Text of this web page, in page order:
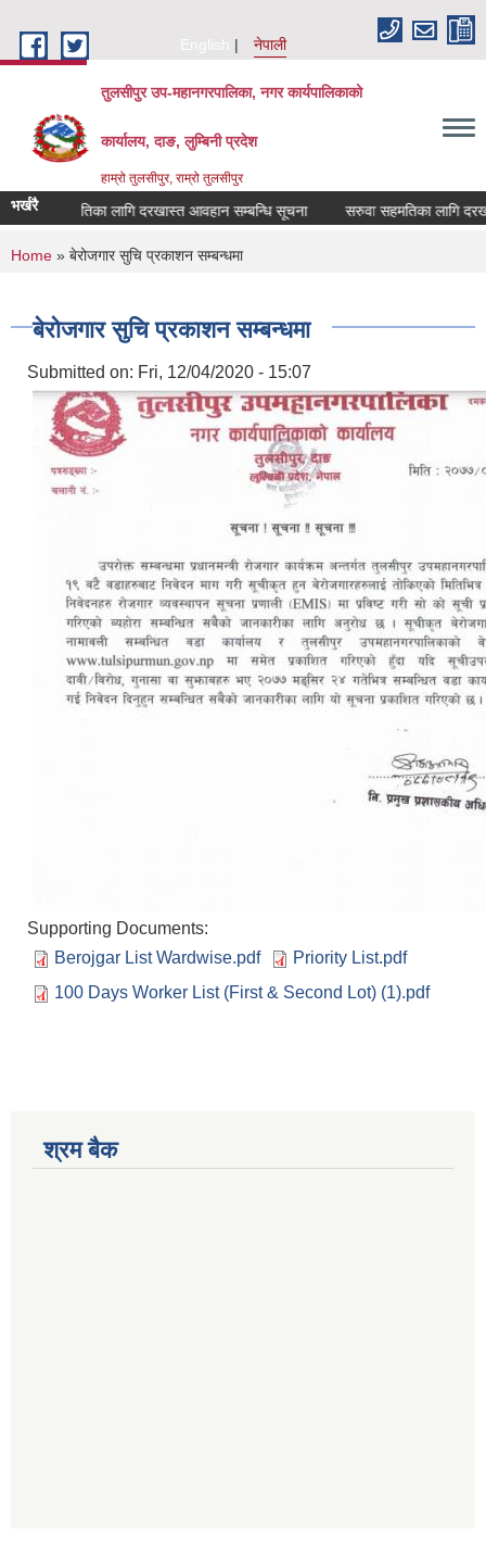
English
नेपाली
तुलसीपुर उप-महानगरपालिका, नगर कार्यपालिकाको
कार्यालय, दाङ, लुम्बिनी प्रदेश
हाम्रो तुलसीपुर, राम्रो तुलसीपुर
भर्खरै
सरुवा सहमतिका लागि दरखास्त आवहान सम्बन्धि सूचना सरुवा सहमतिका लागि
You are here
Home » बेरोजगार सुचि प्रकाशन सम्बन्धमा
बेरोजगार सुचि प्रकाशन सम्बन्धमा
Submitted on: Fri, 12/04/2020 - 15:07
Supporting Documents:
Berojgar List Wardwise.pdf
Priority List.pdf
100 Days Worker List (First & Second Lot) (1).pdf
श्रम बैक